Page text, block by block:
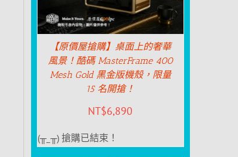
【原價屋搶購】桌面上的奢華
風景！酷碼 MasterFrame 400
Mesh Gold 黑金版機殼，限量
15 名開搶！
NT$6,890
(╥_╥) 搶購已結束！